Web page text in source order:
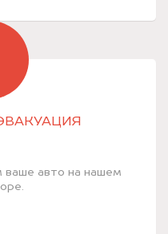
ваше авто на нашем